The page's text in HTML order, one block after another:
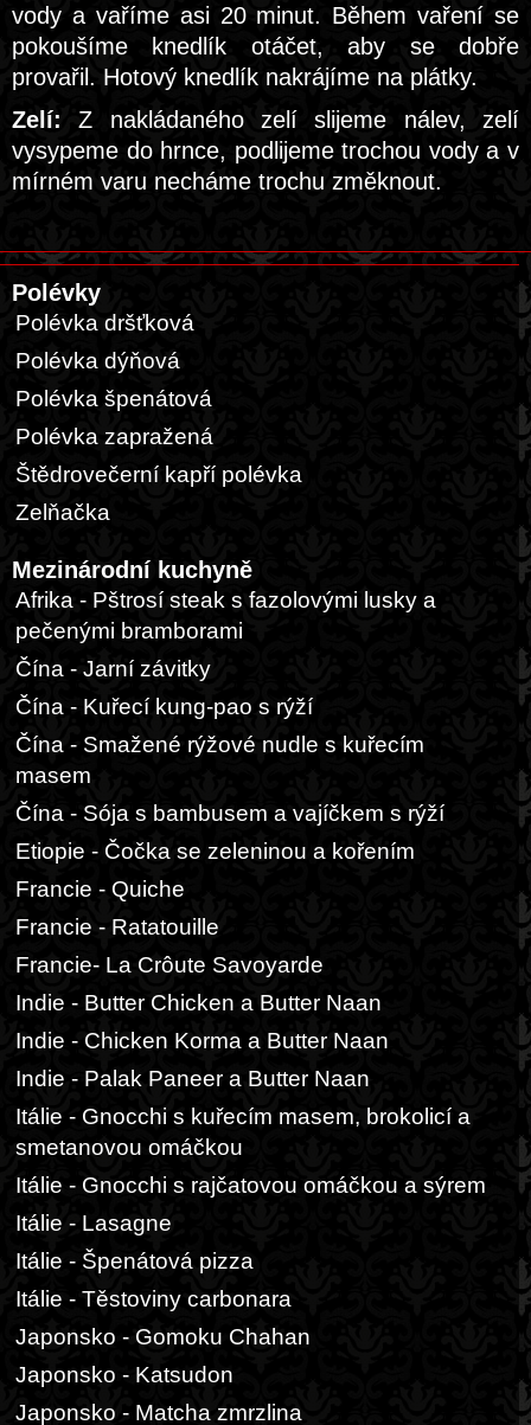
vody a vaříme asi 20 minut. Během vaření se
pokoušíme knedlík otáčet, aby se dobře
provařil. Hotový knedlík nakrájíme na plátky.
Zelí: Z nakládaného zelí slijeme nálev, zelí
vysypeme do hrnce, podlijeme trochou vody a v
mírném varu necháme trochu změknout.
Polévky
Polévka dršťková
Polévka dýňová
Polévka špenátová
Polévka zapražená
Štědrovečerní kapří polévka
Zelňačka
Mezinárodní kuchyně
Afrika - Pštrosí steak s fazolovými lusky a
pečenými bramborami
Čína - Jarní závitky
Čína - Kuřecí kung-pao s rýží
Čína - Smažené rýžové nudle s kuřecím
masem
Čína - Sója s bambusem a vajíčkem s rýží
Etiopie - Čočka se zeleninou a kořením
Francie - Quiche
Francie - Ratatouille
Francie- La Crôute Savoyarde
Indie - Butter Chicken a Butter Naan
Indie - Chicken Korma a Butter Naan
Indie - Palak Paneer a Butter Naan
Itálie - Gnocchi s kuřecím masem, brokolicí a
smetanovou omáčkou
Itálie - Gnocchi s rajčatovou omáčkou a sýrem
Itálie - Lasagne
Itálie - Špenátová pizza
Itálie - Těstoviny carbonara
Japonsko - Gomoku Chahan
Japonsko - Katsudon
Japonsko - Matcha zmrzlina